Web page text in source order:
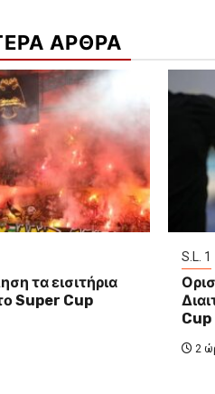
ΑΡΘΡΑ
τα εισιτήρια
Super Cup
S.L. 1
Cup
2